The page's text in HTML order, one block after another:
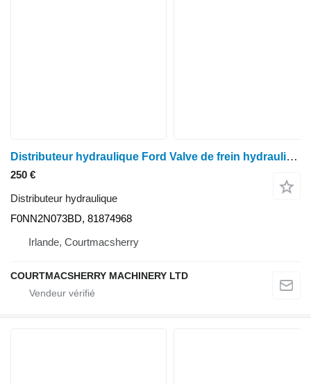
Distributeur hydraulique Ford Valve de frein hydraulique New Holland 7840, série 40 (pour pièces détachées uniquement) F0NN2N073BD pour tracteur à roues
250 €
Distributeur hydraulique
F0NN2N073BD, 81874968
Irlande, Courtmacsherry
COURTMACSHERRY MACHINERY LTD